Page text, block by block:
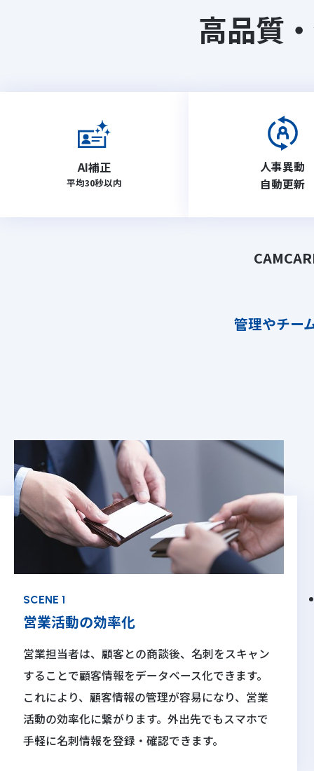
高品質
AI補正​
平均30秒以内
人事異動
自動更新
管理やチー
SCENE 1
営業活動の効率化
営業担当者は、顧客との商談後、名刺をスキャン
することで顧客情報をデータベース化できます。
これにより、顧客情報の管理が容易になり、営業
活動の効率化に繋がります。外出先でもスマホで
手軽に名刺情報を登録・確認できます。